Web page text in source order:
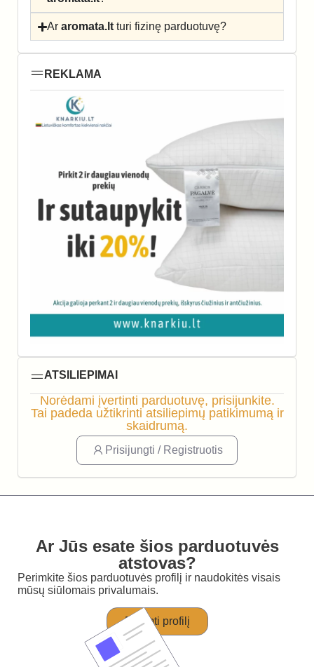
Araromata.lt turi fizinę parduotuvę?
REKLAMA
ATSILIEPIMAI
Norėdami įvertinti parduotuvę, prisijunkite.
Tai padeda užtikrinti atsiliepimų patikimumą ir
skaidrumą.
Prisijungti / Registruotis
Ar Jūs esate šios parduotuvės
atstovas?
Perimkite šios parduotuvės profilį ir naudokitės visais
mūsų siūlomais privalumais.
Perimti profilį